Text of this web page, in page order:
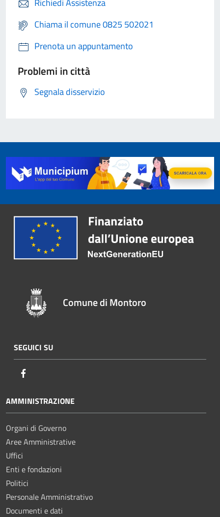
Richiedi Assistenza
Chiama il comune 0825 502021
Prenota un appuntamento
Problemi in città
Segnala disservizio
Comune di Montoro
SEGUICI SU
AMMINISTRAZIONE
Organi di Governo
Aree Amministrative
Uffici
Enti e fondazioni
Politici
Personale Amministrativo
Documenti e dati